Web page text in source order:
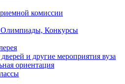
комиссии
Конкурсы
и другие мероприятия вуза
ориентация